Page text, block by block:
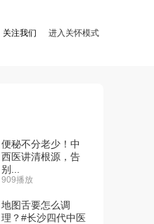
关注我们 进入关怀模式
便秘不分老少！中
西医讲清根源，告
别...
909播放
地图舌要怎么调
理？#长沙四代中医